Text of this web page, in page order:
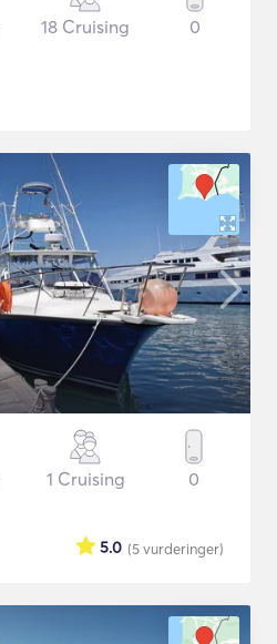
18 Cruising 0
1 Cruising 0
(5vurderinger)
5.0